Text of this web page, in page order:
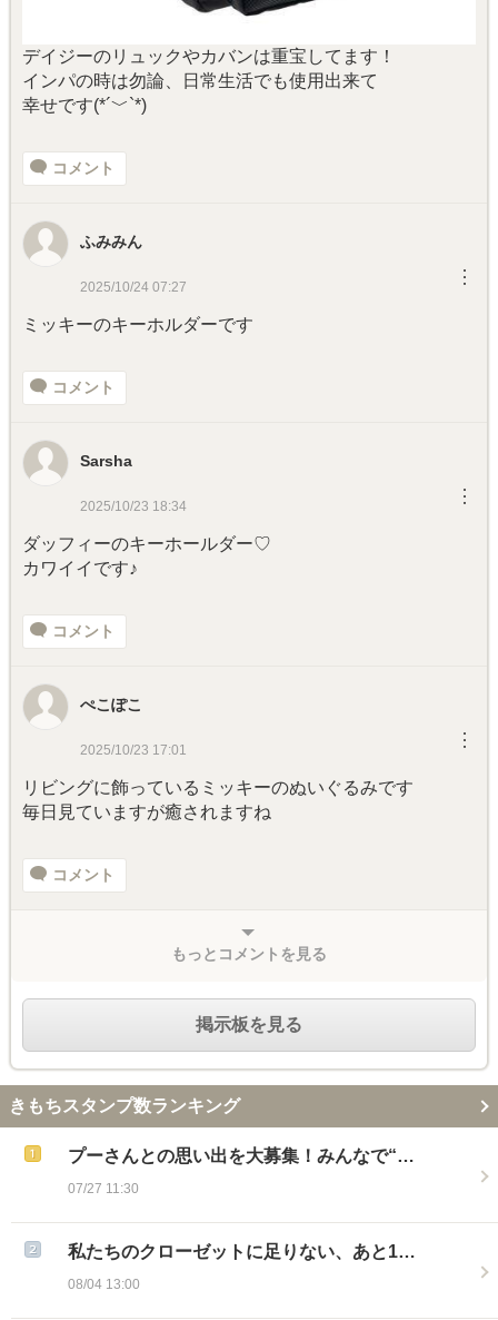
デイジーのリュックやカバンは重宝してます！
インパの時は勿論、日常生活でも使用出来て
幸せです‪(*´﹀`*)‬
コメント
ふみみん
2025/10/24 07:27 ︙
ミッキーのキーホルダーです
コメント
Sarsha
2025/10/23 18:34 ︙
ダッフィーのキーホールダー♡
カワイイです♪
コメント
ぺこぽこ
2025/10/23 17:01 ︙
リビングに飾っているミッキーのぬいぐるみです
毎日見ていますが癒されますね
コメント
もっとコメントを見る
掲示板を見る
きもちスタンプ数ランキング
プーさんとの思い出を大募集！みんなで“…
07/27 11:30
私たちのクローゼットに足りない、あと1…
08/04 13:00